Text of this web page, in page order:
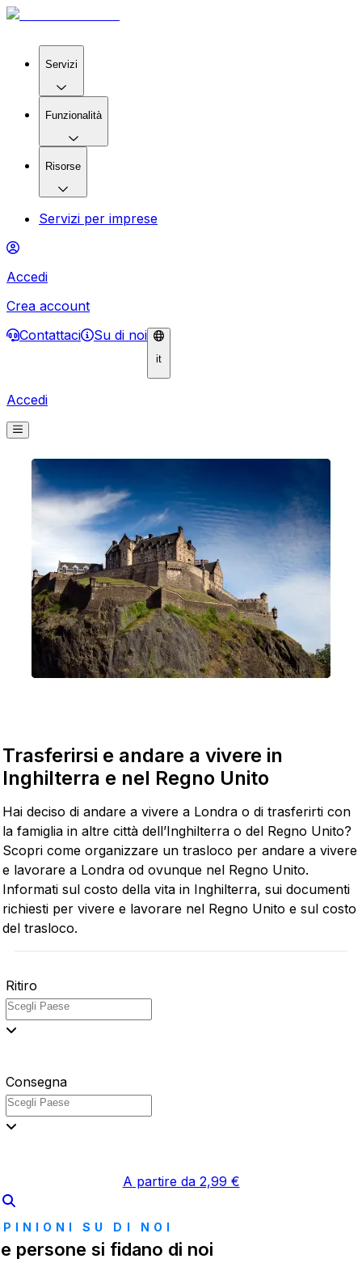
Servizi
Funzionalità
Risorse
Servizi per imprese
Accedi
Crea account
Contattaci
Su di noi
it
Accedi
Trasferirsi e andare a vivere in
Inghilterra e nel Regno Unito
Hai deciso di andare a vivere a Londra o di trasferirti con
la famiglia in altre città dell’Inghilterra o del Regno Unito?
Scopri come organizzare un trasloco per andare a vivere
e lavorare a Londra od ovunque nel Regno Unito.
Informati sul costo della vita in Inghilterra, sui documenti
richiesti per vivere e lavorare nel Regno Unito e sul costo
del trasloco.
Ritiro
Consegna
A partire da 2,99 €
SU DI NOI
persone si fidano di noi